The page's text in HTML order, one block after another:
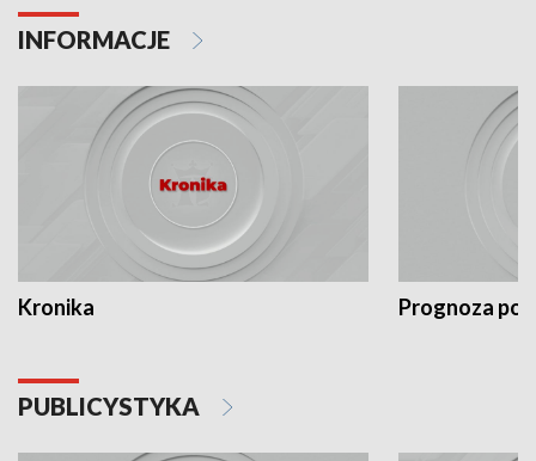
INFORMACJE
Kronika Prognoza
PUBLICYSTYKA